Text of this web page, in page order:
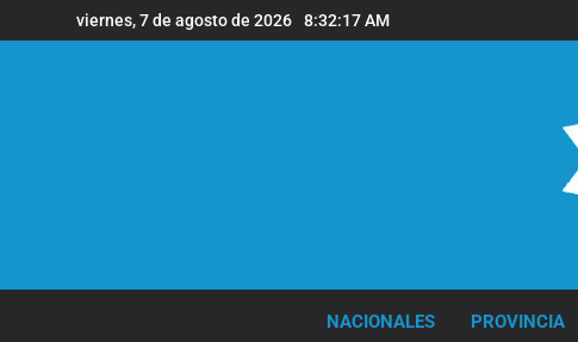
al
viernes, 7 de agosto de 2026 8:32:19 AM
NACIONALES PROVINCIA